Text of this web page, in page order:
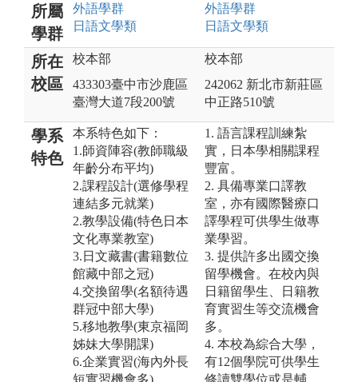
所屬
學群
外語學群
日語文學類
外語學群
日語文學類
所在
校區
校本部
433303臺中市沙鹿區
臺灣大道7段200號
校本部
242062 新北市新莊區
中正路510號
學系
特色
本系特色如下：
1.師資陣容(教師職級
年齡分布平均)
2.課程設計(選修學程
連結多元就業)
2.教學設備(特色日本
文化專業教室)
3.日文藏書(書籍數位
館藏中部之冠)
4.交換留學(名額待遇
群冠中部大學)
5.移地教學(東京福岡
姊妹大學開課)
6.企業實習(海內外長
短實習機會多)
1. 語言課程訓練紮
實，日本學相關課程
豐富。
2. 具備專業口譯教
室，亦有國際醫療口
譯學程可供學生做專
業學習。
3. 提供許多出國交換
留學機會。在校內與
日籍留學生、日籍教
育實習生等交流機會
多。
4. 本校為綜合大學，
有12個學院可供學生
修讀雙學位或是輔